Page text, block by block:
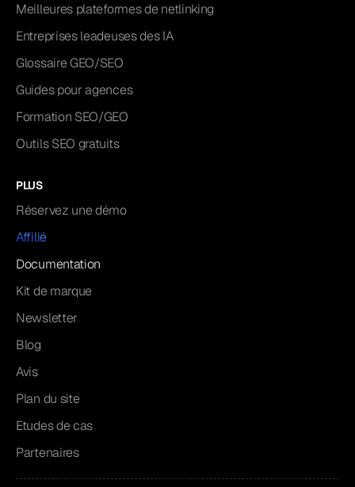
Meilleures plateformes de netlinking
Entreprises leadeuses des IA
Glossaire GEO/SEO
Guides pour agences
Formation SEO/GEO
Outils SEO gratuits
PLUS
Réservez une démo
Affilié
Documentation
Kit de marque
Newsletter
Blog
Avis
Plan du site
Etudes de cas
Partenaires